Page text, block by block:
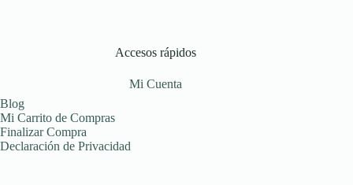
Accesos rápidos
Mi Cuenta
Blog
Mi Carrito de Compras
Finalizar Compra
Declaración de Privacidad